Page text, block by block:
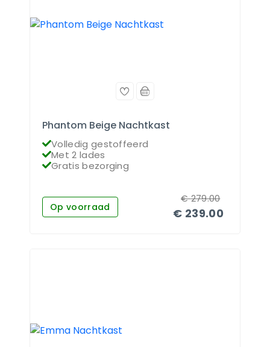
Phantom Beige Nachtkast
Volledig gestoffeerd
Met 2 lades
Gratis bezorging
Op voorraad € 239.00
€279.00